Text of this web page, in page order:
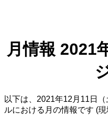
月情報 2021
以下は、2021年12月11日
ルにおける月の情報です (現